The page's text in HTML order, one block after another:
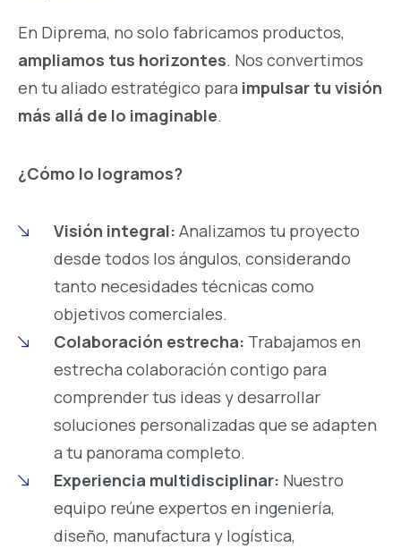
En Diprema, no solo fabricamos productos,
ampliamos tus horizontes. Nos convertimos
en tu aliado estratégico para impulsar tu visión
más allá de lo imaginable.
¿Cómo lo logramos?
Visión integral: Analizamos tu proyecto
desde todos los ángulos, considerando
tanto necesidades técnicas como
objetivos comerciales.
Colaboración estrecha: Trabajamos en
estrecha colaboración contigo para
comprender tus ideas y desarrollar
soluciones personalizadas que se adapten
a tu panorama completo.
Experiencia multidisciplinar: Nuestro
equipo reúne expertos en ingeniería,
diseño, manufactura y logística,